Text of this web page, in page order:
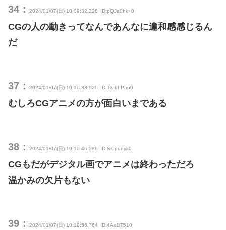
34： 2024/01/07(日) 10:09:32.228 ID:pQJa0hk+0
CGの人の動きってなんであんなに違和感感じるん
だ
37： 2024/01/07(日) 10:10:33.920 ID:T3IbLPap0
むしろCGアニメの方が面白いまである
38： 2024/01/07(日) 10:10:46.589 ID:Si0punyk0
CGもだがデジタル画でアニメは終わっただろ
温かみの欠片もない
39： 2024/01/07(日) 10:10:56.764 ID:4Ax1iT510